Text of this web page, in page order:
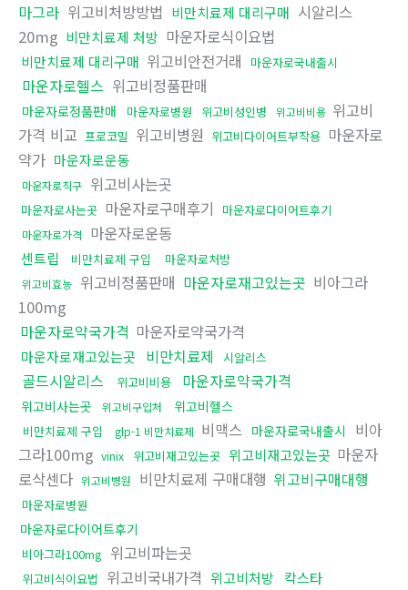
마그라 위고비처방방법 비만치료제 대리구매 시알리스
20mg 비만치료제 처방 마운자로식이요법
비만치료제 대리구매 위고비안전거래 마운자로국내출시
마운자로헬스 위고비정품판매
마운자로정품판매 마운자로병원 위고비성인병 위고비비용 위고비
가격 비교 프로코밀 위고비병원 위고비다이어트부작용 마운자로
약가 마운자로운동
마운자로직구 위고비사는곳
마운자로사는곳 마운자로구매후기 마운자로다이어트후기
마운자로가격 마운자로운동
센트립 비만치료제 구입 마운자로처방
위고비효능 위고비정품판매 마운자로재고있는곳 비아그라
100mg
마운자로약국가격 마운자로약국가격
마운자로재고있는곳 비만치료제 시알리스
골드시알리스 위고비비용 마운자로약국가격
위고비사는곳 위고비구입처 위고비헬스
비만치료제 구입 glp-1 비만치료제 비맥스 마운자로국내출시
비아
그라100mg vinix 위고비재고있는곳 위고비재고있는곳 마운자
로삭센다 위고비병원 비만치료제 구매대행 위고비구매대행
마운자로병원
마운자로다이어트후기
비아그라100mg 위고비파는곳
위고비식이요법 위고비국내가격 위고비처방
칵스타